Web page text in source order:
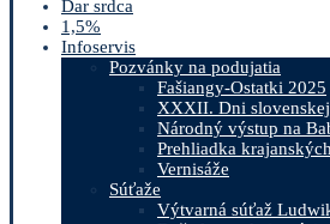
Dar srdca
1,5%
Infoservis
Pozvánky na podujatia
Fašiangy-Ostatki 2025
XXXII. Dni
Národný výstup na
Prehliadka
Vernisáže
Súťaže
Výtvarná súťaž